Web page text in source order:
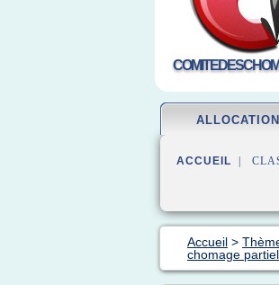
ALLOCATION
ACCUEIL |
Accueil >
chomage partiel